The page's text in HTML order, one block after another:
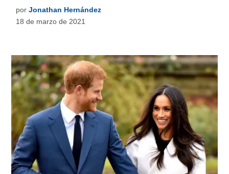
por Jonathan Hernández
18 de marzo de 2021